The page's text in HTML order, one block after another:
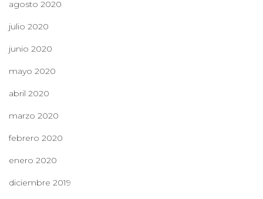
agosto 2020
julio 2020
junio 2020
mayo 2020
abril 2020
marzo 2020
febrero 2020
enero 2020
diciembre 2019